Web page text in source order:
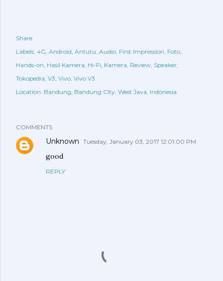
Share
Labels: 4G Android Antutu Audio First Impression Foto
Hands-on Hasil Kamera Hi-Fi Kamera Review Speaker
Tokopedia V3 Vivo Vivo V3
Location: Bandung, Bandung City, West Java, Indonesia
COMMENTS
Unknown Tuesday, January 03, 2017 12:01:00 PM
good
REPLY